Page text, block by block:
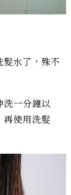
髮水了，殊不
洗一分鐘以
再使用洗髮